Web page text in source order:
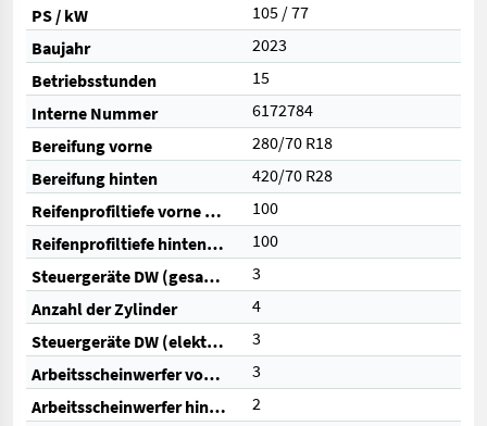
PS / kW
105 / 77
Baujahr
2023
Betriebsstunden
15
Interne Nummer
6172784
Bereifung vorne
280/70 R18
Bereifung hinten
420/70 R28
Reifenprofiltiefe vorne (%)
100
Reifenprofiltiefe hinten (%)
100
Steuergeräte DW (gesamt)
3
Anzahl der Zylinder
4
Steuergeräte DW (elektrisch)
3
Arbeitsscheinwerfer vorne
3
Arbeitsscheinwerfer hinten
2